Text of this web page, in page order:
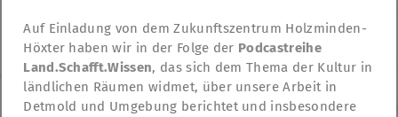
Auf Einladung von dem Zukunftszentrum Holzminden-
Höxter haben wir in der Folge der Podcastreihe
Land.Schafft.Wissen, das sich dem Thema der Kultur in
ländlichen Räumen widmet, über unsere Arbeit in
Detmold und Umgebung berichtet und insbesondere